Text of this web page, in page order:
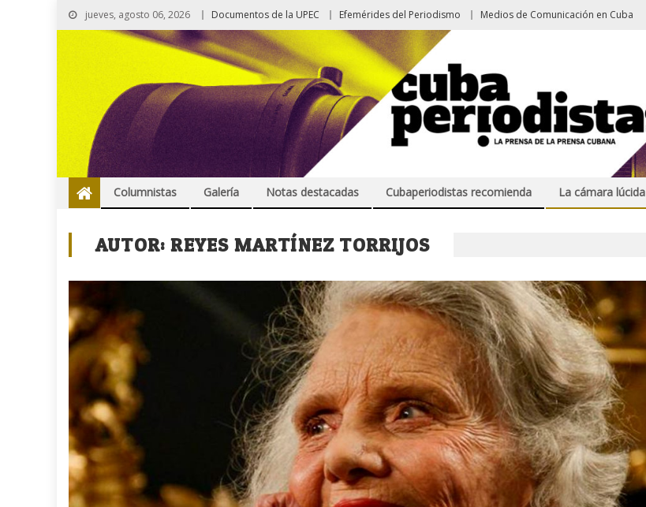
jueves, agosto 06, 2026 Documentos de la UPEC Efemérides del Periodismo Medios de Comunicación en Cuba
Columnistas Galería Notas destacadas Cubaperiodistas recomienda La cámara lúcida
AUTOR:REYES MARTÍNEZ TORRIJOS